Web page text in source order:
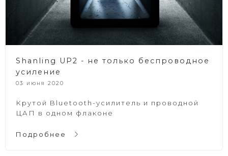
Shanling UP2 - не только беспроводное
усиление
03 июня 2020
Крутой Bluetooth-усилитель и проводной
ЦАП в одном флаконе
Подробнее